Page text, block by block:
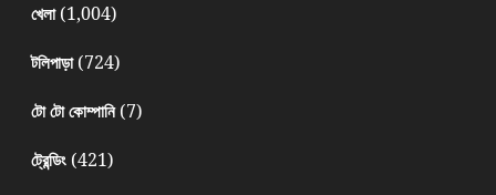
খেলা(1,004)
টলিপাড়া(724)
টো টো কোম্পানি(7)
ট্রেন্ডিং(421)